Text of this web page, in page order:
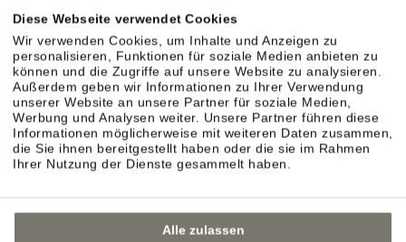
Diese Webseite verwendet Cookies
Wir verwenden Cookies, um Inhalte und Anzeigen zu
personalisieren, Funktionen für soziale Medien anbieten zu
können und die Zugriffe auf unsere Website zu analysieren.
Außerdem geben wir Informationen zu Ihrer Verwendung
unserer Website an unsere Partner für soziale Medien,
Werbung und Analysen weiter. Unsere Partner führen diese
Informationen möglicherweise mit weiteren Daten zusammen,
die Sie ihnen bereitgestellt haben oder die sie im Rahmen
Ihrer Nutzung der Dienste gesammelt haben.
Alle zulassen
APARTMENTS, PREISE & LEISTUNGEN
Apartments & Preiskategorien im Überblick.
Verschiedene Größen für unterschiedliche
Bedürfnisse. Preise richten sich nach Saison,
Größe und Ausstattung.
Inklusivleistungen für Rittstein-Gäste.